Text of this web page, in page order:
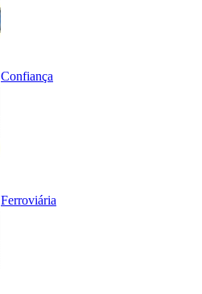
Confiança
Ferroviária